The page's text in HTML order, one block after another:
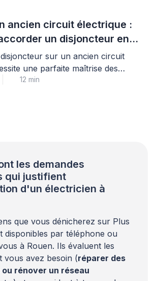
ancien circuit électrique :
un disjoncteur en
sur un ancien circuit
une parfaite maîtrise des
et de la norme NFC 15-100, car
12 min
les demandes
qui justifient
d'un électricien à
que vous dénicherez sur Plus
disponibles par téléphone ou
à Rouen. Ils évaluent les
vous avez besoin (réparer des
rénover un réseau